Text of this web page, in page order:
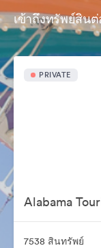
เข้าถึงทรัพย์สิน
PRIVATE
Alabama
7538 สินทรัพย์